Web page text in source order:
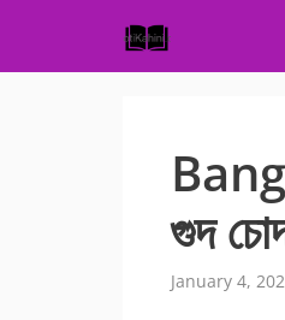
content
গুদ
January 4,